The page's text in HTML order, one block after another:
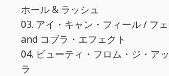
ホール & ラッシュ
03. アイ・キャン・フィール / フ
and コブラ・エフェクト
04. ビューティ・フロム・ジ・ア
ラ